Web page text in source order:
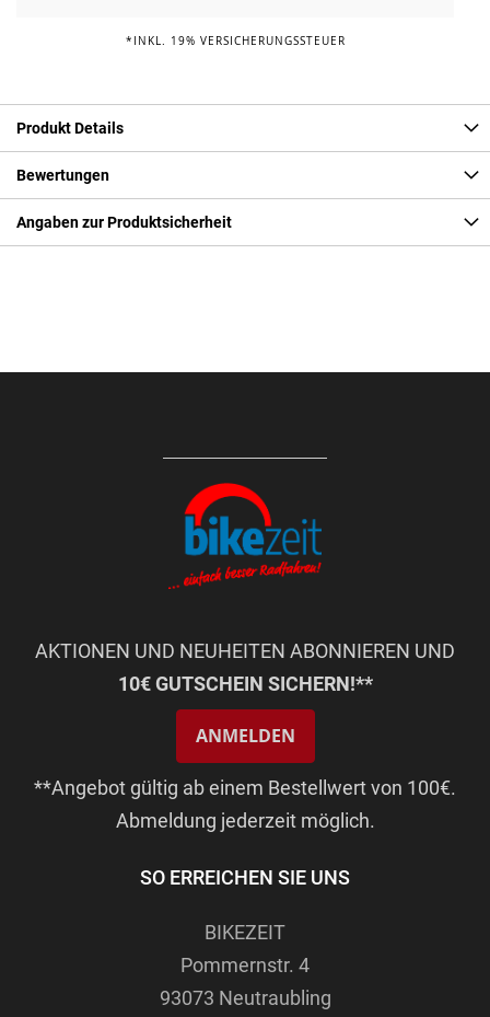
*INKL. 19% VERSICHERUNGSSTEUER
Produkt Details
Bewertungen
Angaben zur Produktsicherheit
AKTIONEN UND NEUHEITEN ABONNIEREN UND
10€ GUTSCHEIN SICHERN!**
ANMELDEN
**Angebot gültig ab einem Bestellwert von 100€.
Abmeldung jederzeit möglich.
SO ERREICHEN SIE UNS
BIKEZEIT
Pommernstr. 4
93073 Neutraubling